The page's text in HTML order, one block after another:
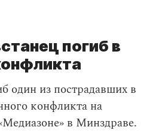
погиб в
один из пострадавших в
конфликта на
в Минздраве.